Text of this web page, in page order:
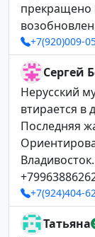
прекращено
+7(920)009-
Сергей
Нерусский
втирается в
Последняя
+7(924)404-
Татьяна